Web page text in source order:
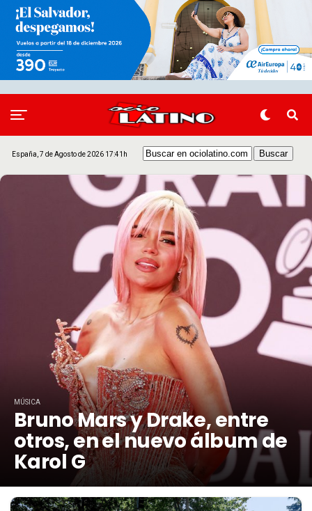
España, 7 de Agosto de 2026 17:41h
MÚSICA
Bruno Mars y Drake, entre
otros, en el nuevo álbum de
Karol G